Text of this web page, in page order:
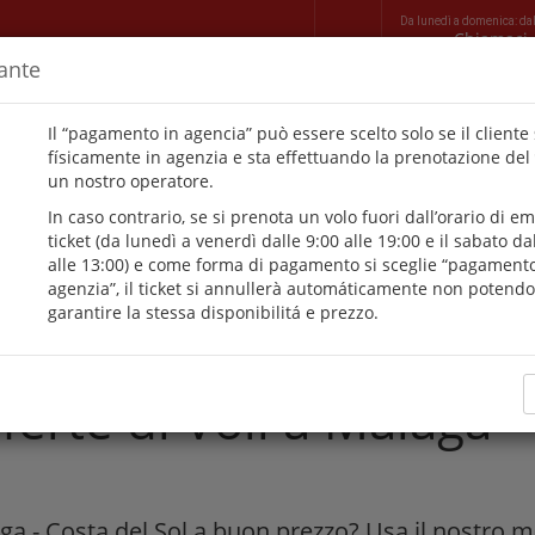
Da lunedì a domenica:
Chiamaci
di viaggiare se non
possono essere rinviati.
di Voli a Málaga -
Il “pagamento in agencia” può essere scelto solo se il cliente
físicamente in agenzia e sta effettuando la prenotazione del
un nostro operatore.
In caso contrario, se si prenota un volo fuori dall’orario di
ticket (da lunedì a venerdì dalle 9:00 alle 19:00 e il sabato
alle 13:00) e come forma di pagamento si sceglie
agenzia”, il ticket si annullerà automáticamente non potendo
garantire la stessa disponibilitá e prezzo.